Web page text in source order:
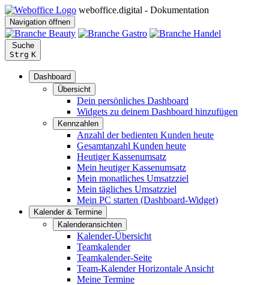
weboffice.digital - Dokumentation
Navigation öffnen
Suche
Strg K
Dashboard
Übersicht
Dein persönliches Dashboard
Widgets zu deinem Dashboard hinzufügen
Kennzahlen
Anzahl der bedienten Kunden heute
Gesamtanzahl Kunden heute
Heutiger Kassenumsatz
Mein heutiger Kassenumsatz
Mein monatliches Umsatzziel
Mein tägliches Umsatzziel
Mein PC starten (Dashboard-Widget)
Kalender & Termine
Kalenderansichten
Kalender-Übersicht
Teamkalender
Teamkalender-Seite
Team-Kalender Horizontale Ansicht
Meine Termine